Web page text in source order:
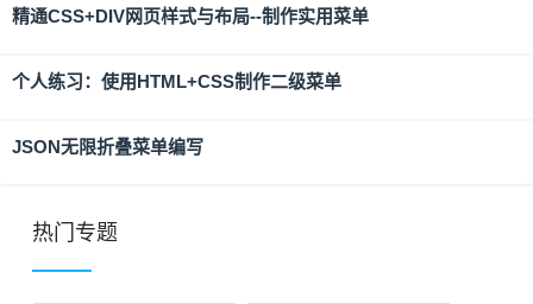
精通CSS+DIV网页样式与布局--制作实用菜单
个人练习：使用HTML+CSS制作二级菜单
JSON无限折叠菜单编写
热门专题